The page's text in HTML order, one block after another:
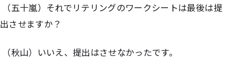
（五十嵐）それでリテリングのワークシートは最後は提
出させますか？
（秋山）いいえ、提出はさせなかったです。